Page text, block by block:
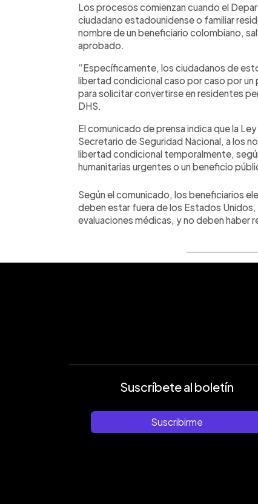
Los procesos comienzan cuando el
ciudadano estadounidense o familiar
nombre de un beneficiario colombiano,
aprobado.
“Específicamente, los ciudadanos de
libertad condicional caso por caso por
para solicitar convertirse en residentes
DHS.
El comunicado de prensa indica que la
Secretario de Seguridad Nacional, a los
libertad condicional temporalmente,
humanitarias urgentes o un beneficio
Según el comunicado, los beneficiarios
deben estar fuera de los Estados
evaluaciones médicas, y no deben haber
Suscríbete al boletín
Suscribirme